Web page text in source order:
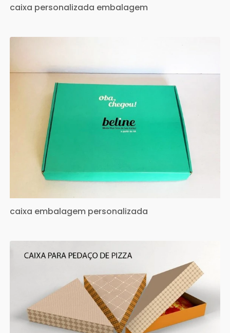
caixa personalizada embalagem
caixa embalagem personalizada